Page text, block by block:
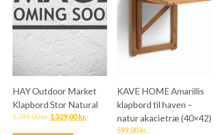
HAY Outdoor Market
Klapbord Stor Natural
1.399,00kr. 1.329,00kr.
KAVE HOME Amarillis
klapbord til haven –
natur akacietræ (40×42)
599,00kr.